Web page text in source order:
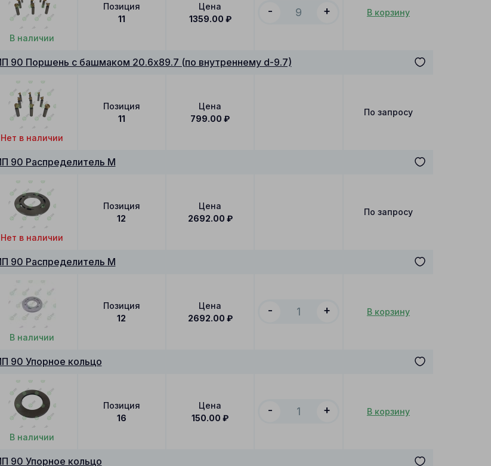
В наличии
Позиция
11
Цена
1359.00 ₽
- + В корзину
90 Поршень с башмаком 20.6x89.7 (по внутреннему d-9.7)
Нет в наличии
Позиция
11
Цена
799.00 ₽
По запросу
90 Распределитель M
Нет в наличии
Позиция
12
Цена
2692.00 ₽
По запросу
90 Распределитель M
В наличии
Позиция
12
Цена
2692.00 ₽
- + В корзину
90 Упорное кольцо
В наличии
Позиция
16
Цена
150.00 ₽
- + В корзину
90 Упорное кольцо